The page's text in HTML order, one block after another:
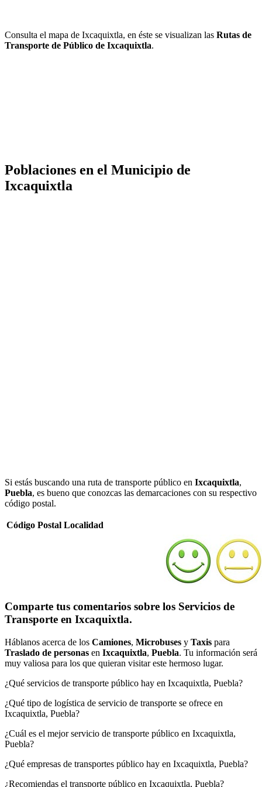
Consulta el mapa de Ixcaquixtla, en éste se visualizan las Rutas de
Transporte de Público de Ixcaquixtla.
Poblaciones en el Municipio de
Ixcaquixtla
Si estás buscando una ruta de transporte público en Ixcaquixtla,
Puebla, es bueno que conozcas las demarcaciones con su respectivo
código postal.
Código Postal Localidad
Comparte tus comentarios sobre los Servicios de
Transporte en Ixcaquixtla.
Háblanos acerca de los Camiones, Microbuses y Taxis para
Traslado de personas en Ixcaquixtla, Puebla. Tu información será
muy valiosa para los que quieran visitar este hermoso lugar.
¿Qué servicios de transporte público hay en Ixcaquixtla, Puebla?
¿Qué tipo de logística de servicio de transporte se ofrece en
Ixcaquixtla, Puebla?
¿Cuál es el mejor servicio de transporte público en Ixcaquixtla,
Puebla?
¿Qué empresas de transportes público hay en Ixcaquixtla, Puebla?
¿Recomiendas el transporte público en Ixcaquixtla, Puebla?